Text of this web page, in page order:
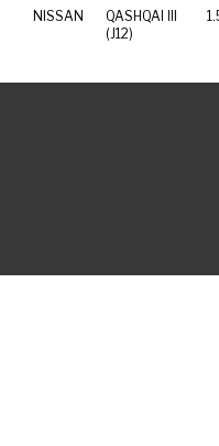
NISSAN
QASHQAI III
(J12)